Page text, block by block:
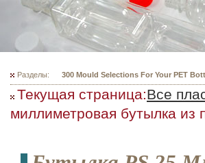
Разделы: 300 Mould Selections For Your PET
Текущая страница:Все
миллиметровая бутылка из